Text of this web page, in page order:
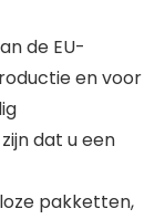
de EU-
en voor
dat u een
pakketten,